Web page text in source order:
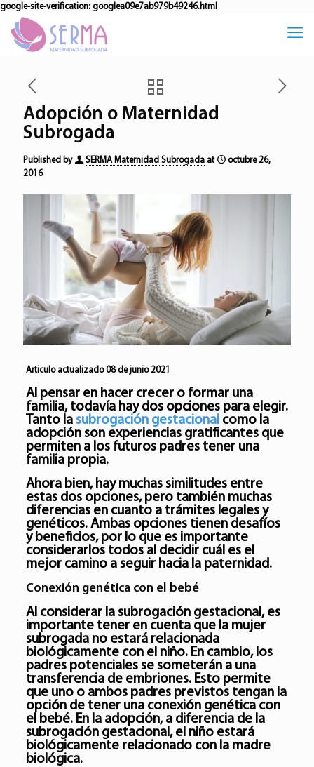
google-site-verification: googlea09e7ab979b49246.html
Adopción o Maternidad
Subrogada
Published by SERMA Maternidad Subrogada at
octubre 26,
2016
Articulo actualizado 08 de junio 2021
Al pensar en hacer crecer o formar una
familia, todavía hay dos opciones para elegir.
Tanto la subrogación gestacional como la
adopciónson experiencias gratificantes que
permiten a los futuros padres tener una
familia propia.
Ahora bien, hay muchas similitudes entre
estas dos opciones, pero también muchas
diferencias en cuanto a trámites legales y
genéticos. Ambas opciones tienen desafíos
y beneficios, por lo que es importante
considerarlos todos al decidir cuál es el
mejor camino a seguir hacia la paternidad.
Conexión genética con el bebé
Al considerar la subrogación gestacional, es
importante tener en cuenta que la mujer
subrogada no estará relacionada
biológicamente con el niño. En cambio, los
padres potenciales se someterán a una
transferencia de embriones. Esto permite
que uno o ambos padres previstos tengan la
opción de tener una conexión genética con
el bebé. En la adopción, a diferencia de la
subrogación gestacional, el niño estará
biológicamente relacionado con la madre
biológica.